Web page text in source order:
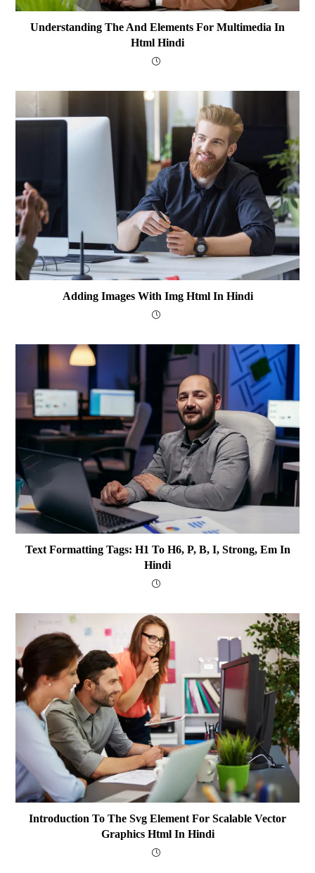
Understanding The And Elements For Multimedia In
Html Hindi
Adding Images With Img Html In Hindi
Text Formatting Tags: H1 To H6, P, B, I, Strong, Em In
Hindi
Introduction To The Svg Element For Scalable Vector
Graphics Html In Hindi